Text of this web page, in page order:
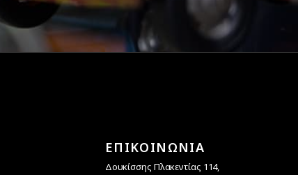
ΕΠΙΚΟΙΝΩΝΙΑ
Δουκίσσης Πλακεντίας 114,